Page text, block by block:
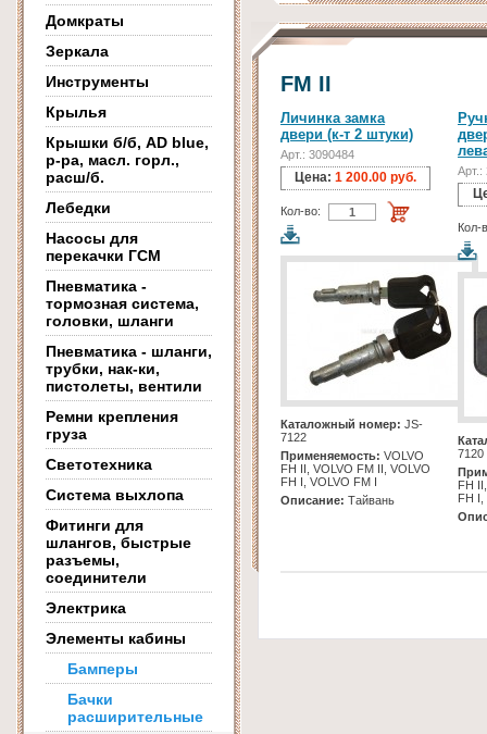
Домкраты
Зеркала
Инструменты
Крылья
Крышки б/б, AD blue,
р-ра, масл. горл.,
расш/б.
Лебедки
Насосы для
перекачки ГСМ
Пневматика -
тормозная система,
головки, шланги
Пневматика - шланги,
трубки, нак-ки,
пистолеты, вентили
Ремни крепления
груза
Светотехника
Система выхлопа
Фитинги для
шлангов, быстрые
разъемы,
соединители
Электрика
Элементы кабины
Бамперы
Бачки
расширительные
FM II
Личинка замка
двери (к-т 2 штуки)
Арт.: 3090484
Цена: 1 200.00 руб.
Кол-во:
Каталожный номер: JS-
7122
Применяемость: VOLVO
FH II, VOLVO FM II, VOLVO
FH I, VOLVO FM I
Описание: Тайвань
Арт.:
Кол-
7120
FH
FH